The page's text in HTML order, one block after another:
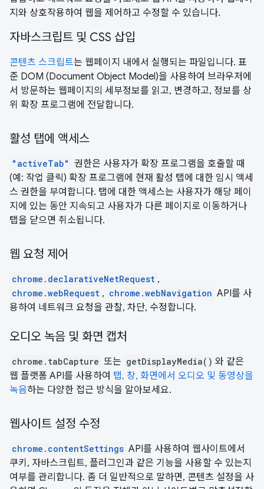
지와 상호작용하여 웹을 제어하고 수정할 수 있습니다.
자바스크립트 및 CSS 삽입
콘텐츠 스크립트는 웹페이지 내에서 실행되는 파일입니다. 표
준 DOM (Document Object Model)을 사용하여 브라우저에
서 방문하는 웹페이지의 세부정보를 읽고, 변경하고, 정보를 상
위 확장 프로그램에 전달합니다.
활성 탭에 액세스
"activeTab" 권한은 사용자가 확장 프로그램을 호출할 때
(예: 작업 클릭) 확장 프로그램에 현재 활성 탭에 대한 임시 액세
스 권한을 부여합니다. 탭에 대한 액세스는 사용자가 해당 페이
지에 있는 동안 지속되고 사용자가 다른 페이지로 이동하거나
탭을 닫으면 취소됩니다.
웹 요청 제어
chrome.declarativeNetRequest ,
chrome.webRequest , chrome.webNavigation API를 사
용하여 네트워크 요청을 관찰, 차단, 수정합니다.
오디오 녹음 및 화면 캡처
chrome.tabCapture 또는 getDisplayMedia() 와 같은
웹 플랫폼 API를 사용하여 탭, 창, 화면에서 오디오 및 동영상을
녹음하는 다양한 접근 방식을 알아보세요.
웹사이트 설정 수정
chrome.contentSettings API를 사용하여 웹사이트에서
쿠키, 자바스크립트, 플러그인과 같은 기능을 사용할 수 있는지
여부를 관리합니다. 좀 더 일반적으로 말하면, 콘텐츠 설정을 사